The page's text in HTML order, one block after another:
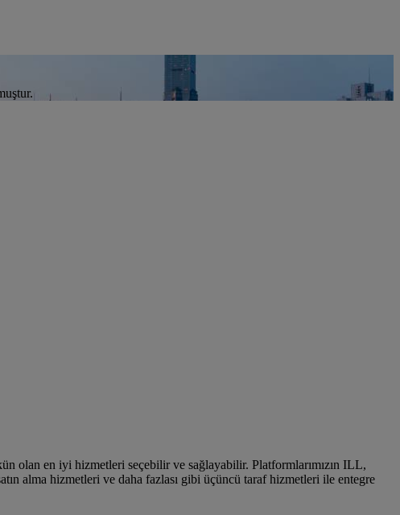
olan en iyi hizmetleri seçebilir ve sağlayabilir. Platformlarımızın ILL,
alma hizmetleri ve daha fazlası gibi üçüncü taraf hizmetleri ile entegre